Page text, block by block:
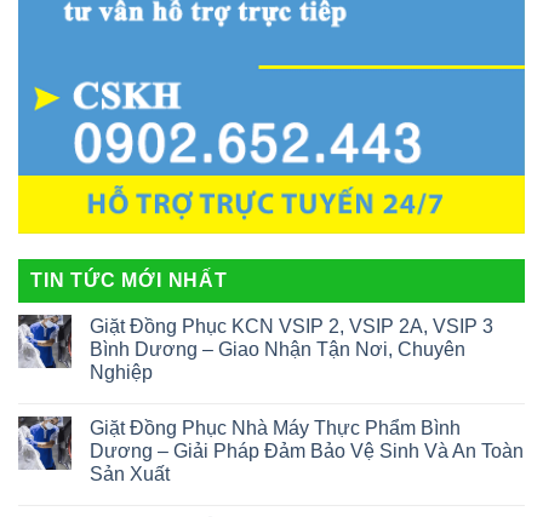
TIN TỨC MỚI NHẤT
Giặt Đồng Phục KCN VSIP 2, VSIP 2A, VSIP 3
Bình Dương – Giao Nhận Tận Nơi, Chuyên
Nghiệp
Giặt Đồng Phục Nhà Máy Thực Phẩm Bình
Dương – Giải Pháp Đảm Bảo Vệ Sinh Và An Toàn
Sản Xuất